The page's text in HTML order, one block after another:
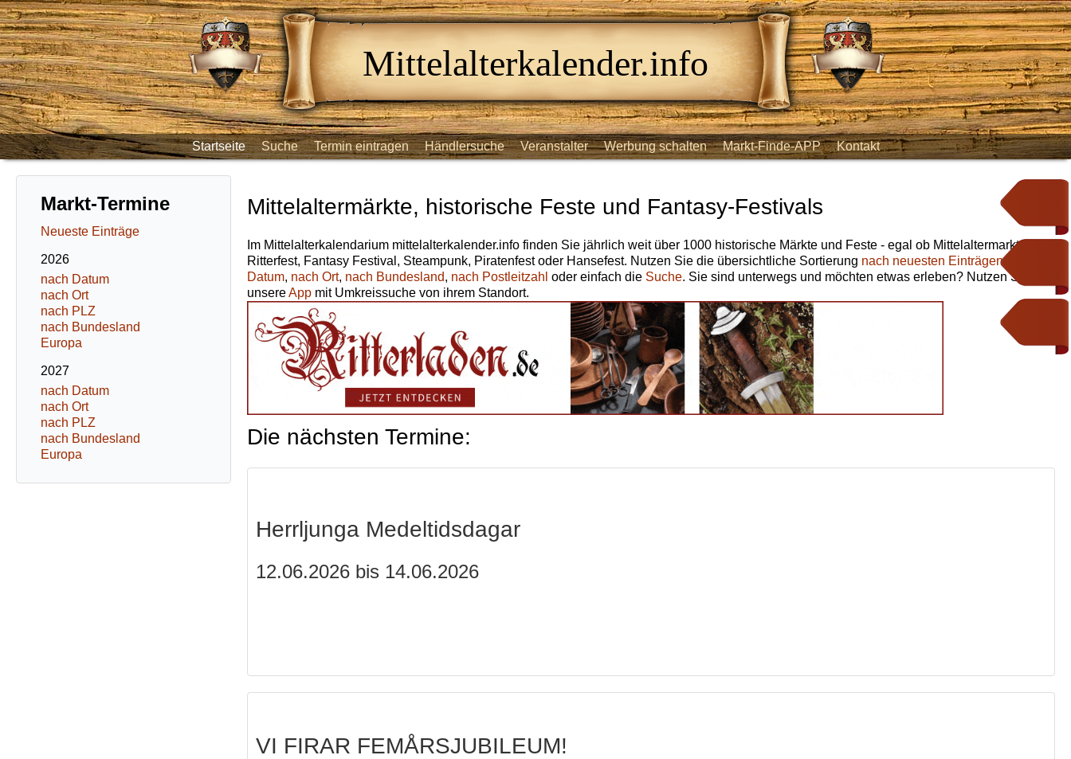
Mittelalterkalender.info
Startseite Suche Termin eintragen Händlersuche Veranstalter Werbung schalten Markt-Finde-APP Kontakt
Markt-Termine
Neueste Einträge
2026
nach Datum
nach Ort
nach PLZ
nach Bundesland
Europa
2027
nach Datum
nach Ort
nach PLZ
nach Bundesland
Europa
Mittelaltermärkte, historische Feste und Fantasy-Festivals
Im Mittelalterkalendarium mittelalterkalender.info finden Sie jährlich weit über 1000 historische Märkte und Feste - egal ob Mittelaltermarkt,
Ritterfest, Fantasy Festival, Steampunk, Piratenfest oder Hansefest. Nutzen Sie die übersichtliche Sortierung nach neuesten Einträgen,
Datum, nach Ort, nach Bundesland, nach Postleitzahl oder einfach die Suche. Sie sind unterwegs und möchten etwas erleben? Nutzen Sie
unsereApp mit Umkreissuche von ihrem Standort.
Die nächsten Termine:
Herrljunga Medeltidsdagar
12.06.2026 bis 14.06.2026
VI FIRAR FEMÅRSJUBILEUM!